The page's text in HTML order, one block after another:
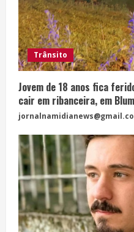
Trânsito
Jovem de 18 anos fica
cair em ribanceira, em